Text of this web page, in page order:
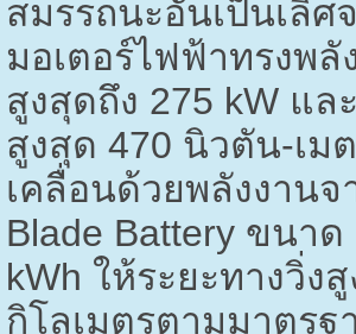
สมรรถนะอันเป็นเลิศ
มอเตอร์ไฟฟ้าทรงพลั
สูงสุดถึง 275 kW แล
สูงสุด 470 นิวตัน-เม
เคลื่อนด้วยพลังงานจ
Blade Battery ขนาด
kWh ให้ระยะทางวิ่ง
กิโลเมตรตามมาตรฐ